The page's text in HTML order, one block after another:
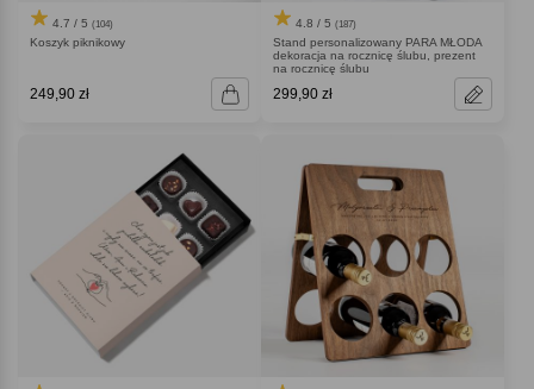
4.7 / 5 (104)
Koszyk piknikowy
249,90 zł
4.8 / 5 (187)
Stand personalizowany PARA MŁODA
dekoracja na rocznicę ślubu, prezent
na rocznicę ślubu
299,90 zł